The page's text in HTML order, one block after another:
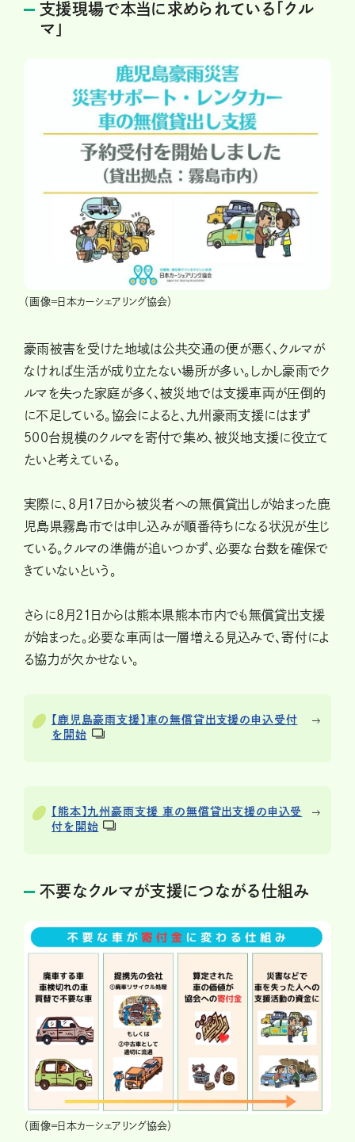
支援現場で本当に求められている「クル
マ」
（画像＝日本カーシェアリング協会）
豪雨被害を受けた地域は公共交通の便が悪く、クルマが
なければ生活が成り立たない場所が多い。しかし豪雨でク
ルマを失った家庭が多く、被災地では支援車両が圧倒的
に不足している。協会によると、九州豪雨支援にはまず
500台規模のクルマを寄付で集め、被災地支援に役立て
たいと考えている。
実際に、8月17日から被災者への無償貸出しが始まった鹿
児島県霧島市では申し込みが順番待ちになる状況が生じ
ている。クルマの準備が追いつかず、必要な台数を確保で
きていないという。
さらに8月21日からは熊本県熊本市内でも無償貸出支援
が始まった。必要な車両は一層増える見込みで、寄付によ
る協力が欠かせない。
【鹿児島豪雨支援】車の無償貸出支援の申込受付
を開始
【熊本】九州豪雨支援 車の無償貸出支援の申込受
付を開始
不要なクルマが支援につながる仕組み
（画像＝日本カーシェアリング協会）